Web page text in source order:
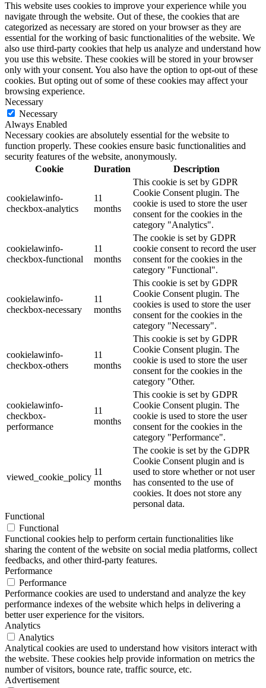
This website uses cookies to improve your experience while you
navigate through the website. Out of these, the cookies that are
categorized as necessary are stored on your browser as they are
essential for the working of basic functionalities of the website. We
also use third-party cookies that help us analyze and understand how
you use this website. These cookies will be stored in your browser
only with your consent. You also have the option to opt-out of these
cookies. But opting out of some of these cookies may affect your
browsing experience.
Necessary
Necessary
Always Enabled
Necessary cookies are absolutely essential for the website to
function properly. These cookies ensure basic functionalities and
security features of the website, anonymously.
Cookie
Duration Description
cookielawinfo-
checkbox-analytics
11
months
This cookie is set by GDPR
Cookie Consent plugin. The
cookie is used to store the user
consent for the cookies in the
category "Analytics".
cookielawinfo-
checkbox-functional
11
months
The cookie is set by GDPR
cookie consent to record the user
consent for the cookies in the
category "Functional".
cookielawinfo-
checkbox-necessary
11
months
This cookie is set by GDPR
Cookie Consent plugin. The
cookies is used to store the user
consent for the cookies in the
category "Necessary".
cookielawinfo-
checkbox-others
11
months
This cookie is set by GDPR
Cookie Consent plugin. The
cookie is used to store the user
consent for the cookies in the
category "Other.
cookielawinfo-
checkbox-
performance
11
months
This cookie is set by GDPR
Cookie Consent plugin. The
cookie is used to store the user
consent for the cookies in the
category "Performance".
viewed_cookie_policy
11
months
The cookie is set by the GDPR
Cookie Consent plugin and is
used to store whether or not user
has consented to the use of
cookies. It does not store any
personal data.
Functional
Functional
Functional cookies help to perform certain functionalities like
sharing the content of the website on social media platforms, collect
feedbacks, and other third-party features.
Performance
Performance
Performance cookies are used to understand and analyze the key
performance indexes of the website which helps in delivering a
better user experience for the visitors.
Analytics
Analytics
Analytical cookies are used to understand how visitors interact with
the website. These cookies help provide information on metrics the
number of visitors, bounce rate, traffic source, etc.
Advertisement